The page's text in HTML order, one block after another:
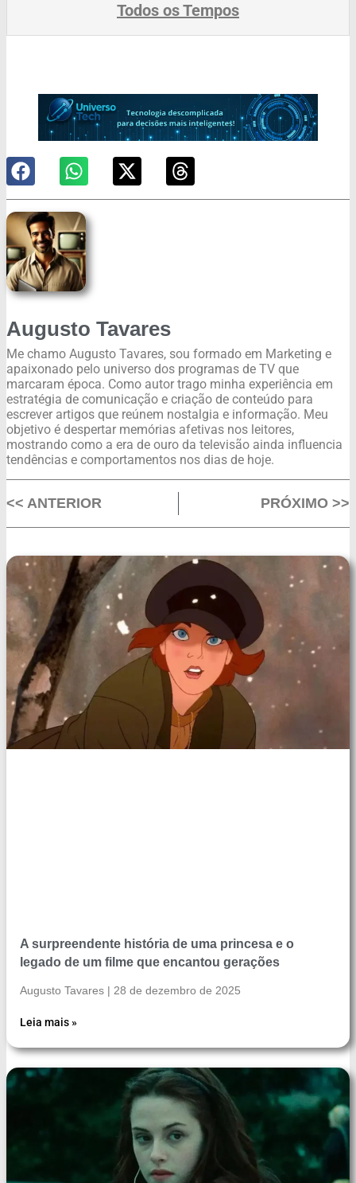
Todos os Tempos
Augusto Tavares
Me chamo Augusto Tavares, sou formado em Marketing e
apaixonado pelo universo dos programas de TV que
marcaram época. Como autor trago minha experiência em
estratégia de comunicação e criação de conteúdo para
escrever artigos que reúnem nostalgia e informação. Meu
objetivo é despertar memórias afetivas nos leitores,
mostrando como a era de ouro da televisão ainda influencia
tendências e comportamentos nos dias de hoje.
<< ANTERIOR PRÓXIMO >>
A surpreendente história de uma princesa e o
legado de um filme que encantou gerações
Augusto Tavares 28 de dezembro de 2025
Leia mais »